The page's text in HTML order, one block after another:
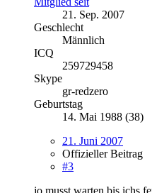
21. Sep. 2007
Geschlecht
Männlich
ICQ
259729458
Skype
gr-redzero
Geburtstag
14. Mai 1988 (38)
21. Juni 2007
Offizieller Beitrag
#3
jo musst warten bis ichs